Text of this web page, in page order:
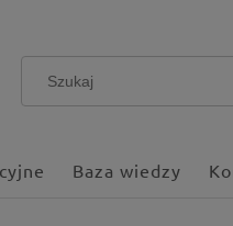
Baza wiedzy